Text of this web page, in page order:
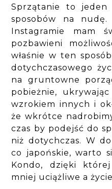
Sprzątanie to jeden
sposobów na
Instagramie mam
pozbawieni
właśnie w ten
dotychczasowego
na gruntowne
pobieżnie,
wzrokiem innych i
że wkrótce
czas by podejść do
niż dotychczas. W
co japońskie, warto
Kondo, dzięki
mniej uciążliwe a